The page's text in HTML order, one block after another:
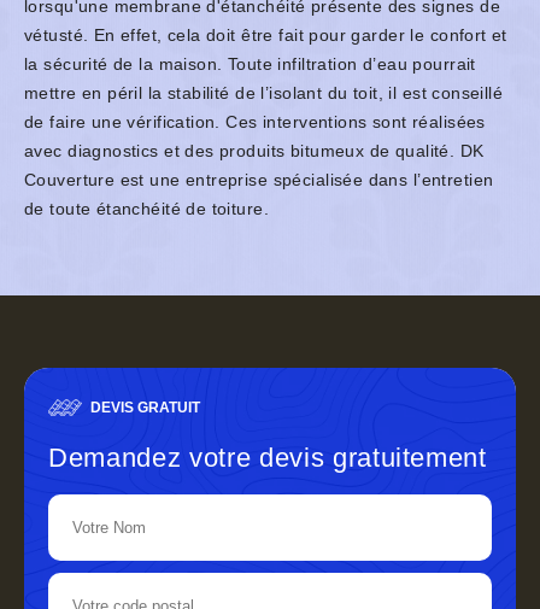
lorsqu'une membrane d'étanchéité présente des signes de
vétusté. En effet, cela doit être fait pour garder le confort et
la sécurité de la maison. Toute infiltration d’eau pourrait
mettre en péril la stabilité de l’isolant du toit, il est conseillé
de faire une vérification. Ces interventions sont réalisées
avec diagnostics et des produits bitumeux de qualité. DK
Couverture est une entreprise spécialisée dans l’entretien
de toute étanchéité de toiture.
DEVIS GRATUIT
Demandez votre devis gratuitement